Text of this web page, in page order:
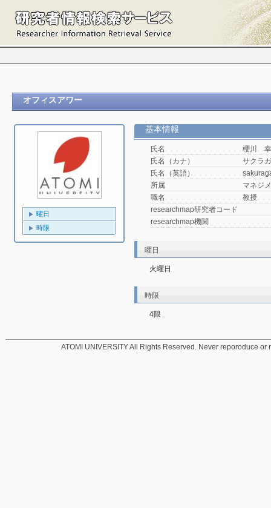
オフィスアワー
曜日
時限
基本情報
氏名
櫻川
氏名（カナ）
サクラ
氏名（英語）
所属
マネジ
職名
教授
researchmap研究者コード
researchmap機関
曜日
火曜日
時限
4限